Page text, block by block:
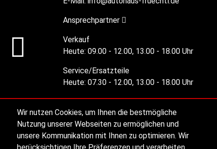
Wir nutzen Cookies, um Ihnen die bestmögliche
Nutzung unserer Webseiten zu ermöglichen und
unsere Kommunikation mit Ihnen zu optimieren. Wir
Ansprechpartner
Verkauf
Heute: 09.00 - 12.00, 13.00 - 18.00 Uhr
Service/Ersatzteile
Heute: 07.30 - 12.00, 13.00 - 18.00 Uhr
AVIA Tankstelle - H. Meier
Heute:5.00 - 22.00 Uhr
Alle Öffnungszeiten